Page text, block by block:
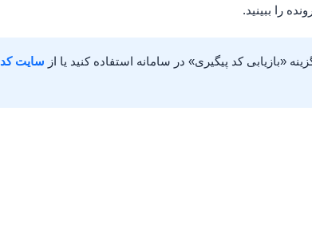
را ببینید.
سایت کد